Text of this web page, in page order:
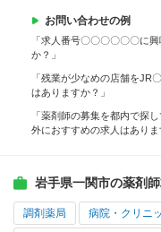
お問い合わせの例
「求人番号〇〇〇〇〇〇に
か？」
「残業が少なめの店舗をJR
はありますか？」
「薬剤師の募集を都内で探
外におすすめの求人はありま
岩手県一関市の薬剤
調剤薬局 病院・クリニ